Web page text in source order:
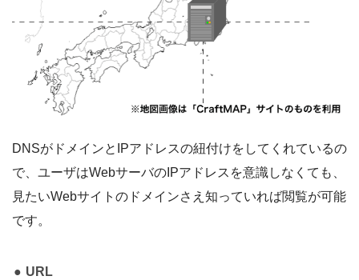
DNSがドメインとIPアドレスの紐付けをしてくれているの
で、ユーザはWebサーバのIPアドレスを意識しなくても、
見たいWebサイトのドメインさえ知っていれば閲覧が可能
です。
URL